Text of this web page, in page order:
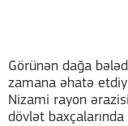
Görünən dağa
zamana əhatə
Nizami rayon
dövlət